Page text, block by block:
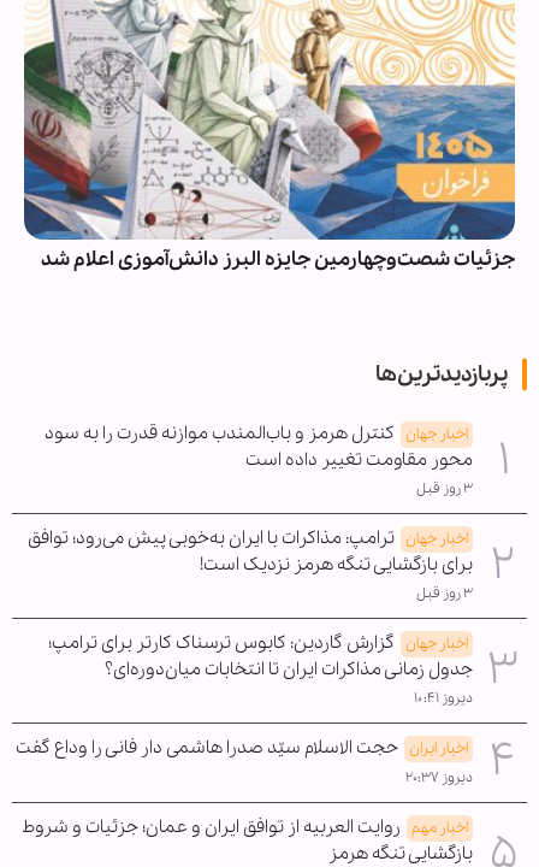
جزئیات شصت‌وچهارمین جایزه البرز دانش‌آموزی اعلام شد
پربازدیدترین‌ها
اخبار جهان کنترل هرمز و باب‌المندب موازنه قدرت را به سود
محور مقاومت تغییر داده است
۳ روز قبل
اخبار جهان ترامپ: مذاکرات با ایران به‌خوبی پیش می‌رود؛ توافق
برای بازگشایی تنگه هرمز نزدیک است!
۳ روز قبل
اخبار جهان گزارش گاردین: کابوس ترسناک کارتر برای ترامپ؛
جدول زمانی مذاکرات ایران تا انتخابات میان‌دوره‌ای؟
دیروز ۱۰:۴۱
اخبار ایران حجت الاسلام سیّد صدرا هاشمی دار فانی را وداع گفت
دیروز ۲۰:۳۷
اخبار مهم روایت العربیه از توافق ایران و عمان؛ جزئیات و شروط
بازگشایی تنگه هرمز